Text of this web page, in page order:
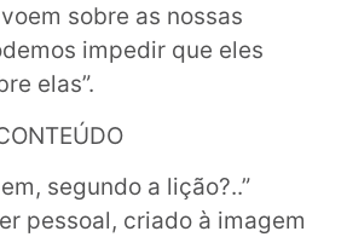
sobre as nossas
impedir que eles
elas”.
segundo a lição?..”
pessoal, criado à imagem